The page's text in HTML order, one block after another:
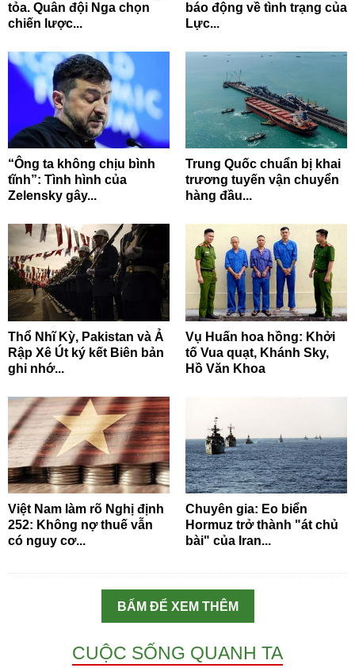
tỏa. Quân đội Nga chọn
chiến lược...
báo động về tình trạng của
Lực...
“Ông ta không chịu bình
tĩnh”: Tình hình của
Zelensky gây...
Trung Quốc chuẩn bị khai
trương tuyến vận chuyển
hàng đầu...
Thổ Nhĩ Kỳ, Pakistan và Ả
Rập Xê Út ký kết Biên bản
ghi nhớ...
Vụ Huấn hoa hồng: Khởi
tố Vua quạt, Khánh Sky,
Hồ Văn Khoa
Việt Nam làm rõ Nghị định
252: Không nợ thuế vẫn
có nguy cơ...
Chuyên gia: Eo biển
Hormuz trở thành "át chủ
bài" của Iran...
BẤM ĐỂ XEM THÊM
CUỘC SỐNG QUANH TA